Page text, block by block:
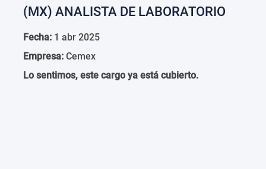
(MX) ANALISTA DE LABORATORIO
Fecha: 1 abr 2025
Empresa: Cemex
Lo sentimos, este cargo ya está cubierto.